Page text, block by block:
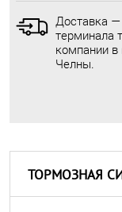
Доставка —
терминала
компании
Челны.
ТОРМОЗНАЯ